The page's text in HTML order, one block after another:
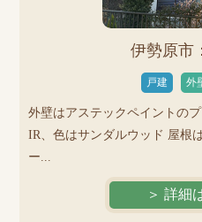
伊勢原市
戸建 外
外壁はアステックペイントの
IR、色はサンダルウッド 屋根
ー...
＞ 詳細